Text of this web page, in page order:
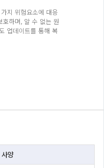
지 위험요소에 대응
하며, 알 수 없는 원
업데이트를 통해 복
사양